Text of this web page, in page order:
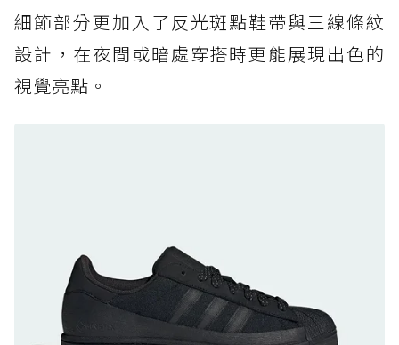
黃靴同級頂級防水，輕量化工裝健走鞋雨天必備
防水鞋推薦 7. Timberland Motion Access：
黃靴同級頂級防水，輕量化工裝健走鞋雨天必備
防水鞋推薦 10. PUMA Voyage NITRO™ 4
GORE-TEX：氮氣中底注入，回彈與防滑兼具的
全天候越野跑鞋
細節部分更加入了反光斑點鞋帶與三線條紋
設計，在夜間或暗處穿搭時更能展現出色的
視覺亮點。